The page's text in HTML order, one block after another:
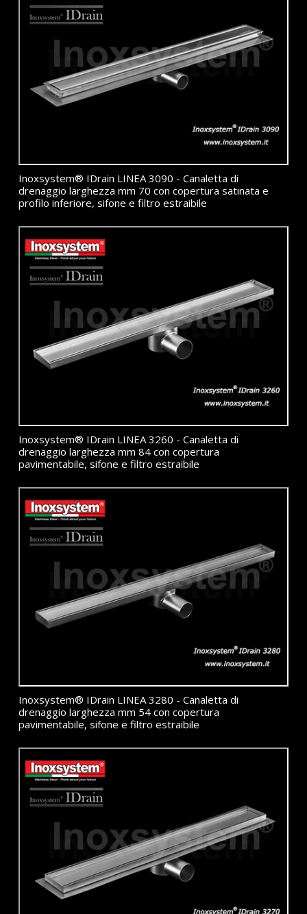
Inoxsystem® IDrain LINEA 3090 - Canaletta di
drenaggio larghezza mm 70 con copertura satinata e
profilo inferiore, sifone e filtro estraibile
Inoxsystem® IDrain LINEA 3260 - Canaletta di
drenaggio larghezza mm 84 con copertura
pavimentabile, sifone e filtro estraibile
Inoxsystem® IDrain LINEA 3280 - Canaletta di
drenaggio larghezza mm 54 con copertura
pavimentabile, sifone e filtro estraibile